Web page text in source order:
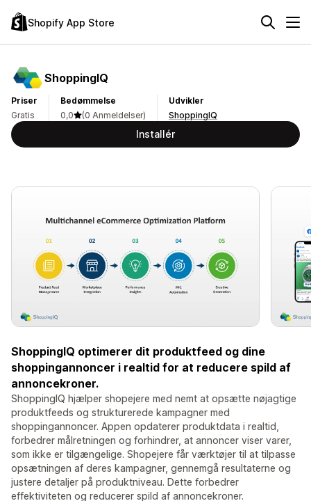
Shopify App Store
ShoppingIQ
Priser
Gratis
Bedømmelse
0,0
(0 Anmeldelser)
Udvikler
ShoppingIQ
Installér
ShoppingIQ optimerer dit produktfeed og dine
shoppingannoncer i realtid for at reducere spild af
annoncekroner.
ShoppingIQ hjælper shopejere med nemt at opsætte nøjagtige
produktfeeds og strukturerede kampagner med
shoppingannoncer. Appen opdaterer produktdata i realtid,
forbedrer målretningen og forhindrer, at annoncer viser varer,
som ikke er tilgængelige. Shopejere får værktøjer til at tilpasse
opsætningen af deres kampagner, gennemgå resultaterne og
justere detaljer på produktniveau. Dette forbedrer
effektiviteten og reducerer spild af annoncekroner.